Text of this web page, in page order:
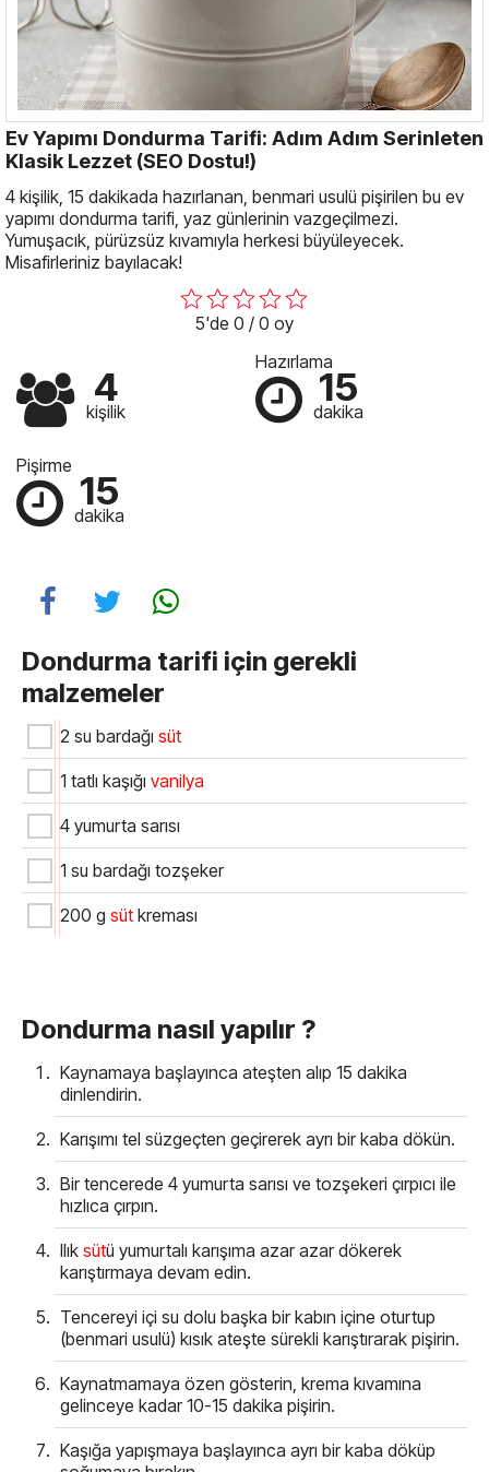
Ev Yapımı Dondurma Tarifi: Adım Adım Serinleten
Klasik Lezzet (SEO Dostu!)
4 kişilik, 15 dakikada hazırlanan, benmari usulü pişirilen bu ev
yapımı dondurma tarifi, yaz günlerinin vazgeçilmezi.
Yumuşacık, pürüzsüz kıvamıyla herkesi büyüleyecek.
Misafirleriniz bayılacak!
5'de 0 / 0 oy
4
kişilik
Hazırlama
15
dakika
Pişirme
15
dakika
Dondurma tarifi için gerekli
malzemeler
2 su bardağı süt
1 tatlı kaşığı vanilya
4 yumurta sarısı
1 su bardağı tozşeker
200 g süt kreması
Dondurma nasıl yapılır ?
Kaynamaya başlayınca ateşten alıp 15 dakika
dinlendirin.
Karışımı tel süzgeçten geçirerek ayrı bir kaba dökün.
Bir tencerede 4 yumurta sarısı ve tozşekeri çırpıcı ile
hızlıca çırpın.
Ilık sütü yumurtalı karışıma azar azar dökerek
karıştırmaya devam edin.
Tencereyi içi su dolu başka bir kabın içine oturtup
(benmari usulü) kısık ateşte sürekli karıştırarak pişirin.
Kaynatmamaya özen gösterin, krema kıvamına
gelinceye kadar 10-15 dakika pişirin.
Kaşığa yapışmaya başlayınca ayrı bir kaba döküp